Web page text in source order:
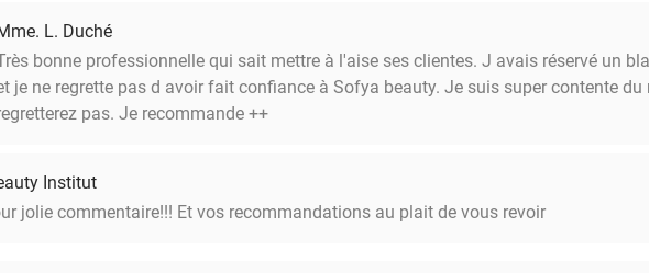
L. Duché
bonne professionnelle qui sait mettre à l'aise ses clientes. J avais réservé un
je ne regrette pas d avoir fait confiance à Sofya beauty. Je suis super contente
pas. Je recommande ++
Institut
jolie commentaire!!! Et vos recommandations au plait de vous revoir